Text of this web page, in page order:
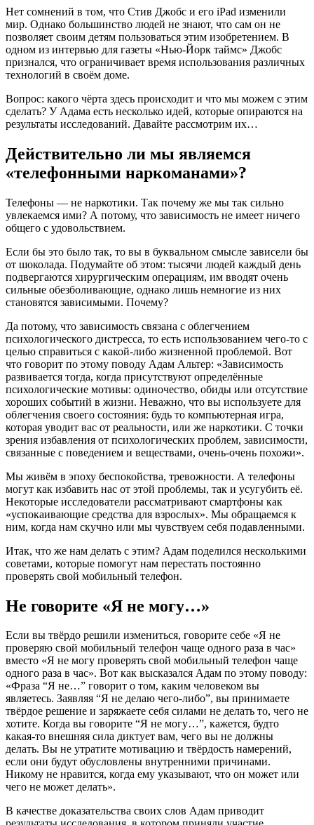
Нет сомнений в том, что Стив Джобс и его iPad изменили
мир. Однако большинство людей не знают, что сам он не
позволяет своим детям пользоваться этим изобретением. В
одном из интервью для газеты «Нью-Йорк таймс» Джобс
признался, что ограничивает время использования различных
технологий в своём доме.
Вопрос: какого чёрта здесь происходит и что мы можем с этим
сделать? У Адама есть несколько идей, которые опираются на
результаты исследований. Давайте рассмотрим их…
Действительно ли мы являемся
«телефонными наркоманами»?
Телефоны — не наркотики. Так почему же мы так сильно
увлекаемся ими? А потому, что зависимость не имеет ничего
общего с удовольствием.
Если бы это было так, то вы в буквальном смысле зависели бы
от шоколада. Подумайте об этом: тысячи людей каждый день
подвергаются хирургическим операциям, им вводят очень
сильные обезболивающие, однако лишь немногие из них
становятся зависимыми. Почему?
Да потому, что зависимость связана с облегчением
психологического дистресса, то есть использованием чего-то с
целью справиться с какой-либо жизненной проблемой. Вот
что говорит по этому поводу Адам Альтер: «Зависимость
развивается тогда, когда присутствуют определённые
психологические мотивы: одиночество, обиды или отсутствие
хороших событий в жизни. Неважно, что вы используете для
облегчения своего состояния: будь то компьютерная игра,
которая уводит вас от реальности, или же наркотики. С точки
зрения избавления от психологических проблем, зависимости,
связанные с поведением и веществами, очень-очень похожи».
Мы живём в эпоху беспокойства, тревожности. А телефоны
могут как избавить нас от этой проблемы, так и усугубить её.
Некоторые исследователи рассматривают смартфоны как
«успокаивающие средства для взрослых». Мы обращаемся к
ним, когда нам скучно или мы чувствуем себя подавленными.
Итак, что же нам делать с этим? Адам поделился несколькими
советами, которые помогут нам перестать постоянно
проверять свой мобильный телефон.
Не говорите «Я не могу…»
Если вы твёрдо решили измениться, говорите себе «Я не
проверяю свой мобильный телефон чаще одного раза в час»
вместо «Я не могу проверять свой мобильный телефон чаще
одного раза в час». Вот как высказался Адам по этому поводу:
«Фраза “Я не…” говорит о том, каким человеком вы
являетесь. Заявляя “Я не делаю чего-либо”, вы принимаете
твёрдое решение и заряжаете себя силами не делать то, чего не
хотите. Когда вы говорите “Я не могу…”, кажется, будто
какая-то внешняя сила диктует вам, чего вы не должны
делать. Вы не утратите мотивацию и твёрдость намерений,
если они будут обусловлены внутренними причинами.
Никому не нравится, когда ему указывают, что он может или
чего не может делать».
В качестве доказательства своих слов Адам приводит